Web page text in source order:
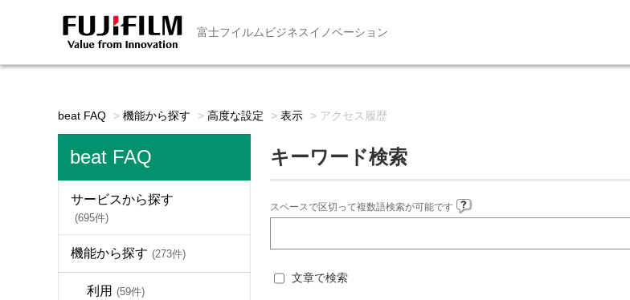
富士フイルムビジネスイノベーション
beat FAQ > 機能から探す > 高度な設定 > 表示 > アクセス履歴
beat FAQ
サービスから探す
(695件)
機能から探す (273件)
利用 (59件)
キーワード検索
スペースで区切って複数語検索が可能です
文章で検索